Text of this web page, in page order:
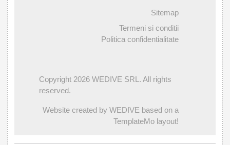
Sitemap
Termeni si conditii
Politica confidentialitate
Copyright 2026 WEDIVE SRL. All rights
reserved.
Website created by WEDIVE based on a
TemplateMo layout!